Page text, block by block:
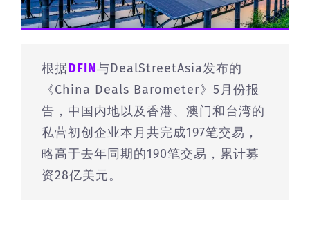
根据DFIN与DealStreetAsia发布的
《China Deals Barometer》5月份报
告，中国内地以及香港、澳门和台湾的
私营初创企业本月共完成197笔交易，
略高于去年同期的190笔交易，累计募
资28亿美元。